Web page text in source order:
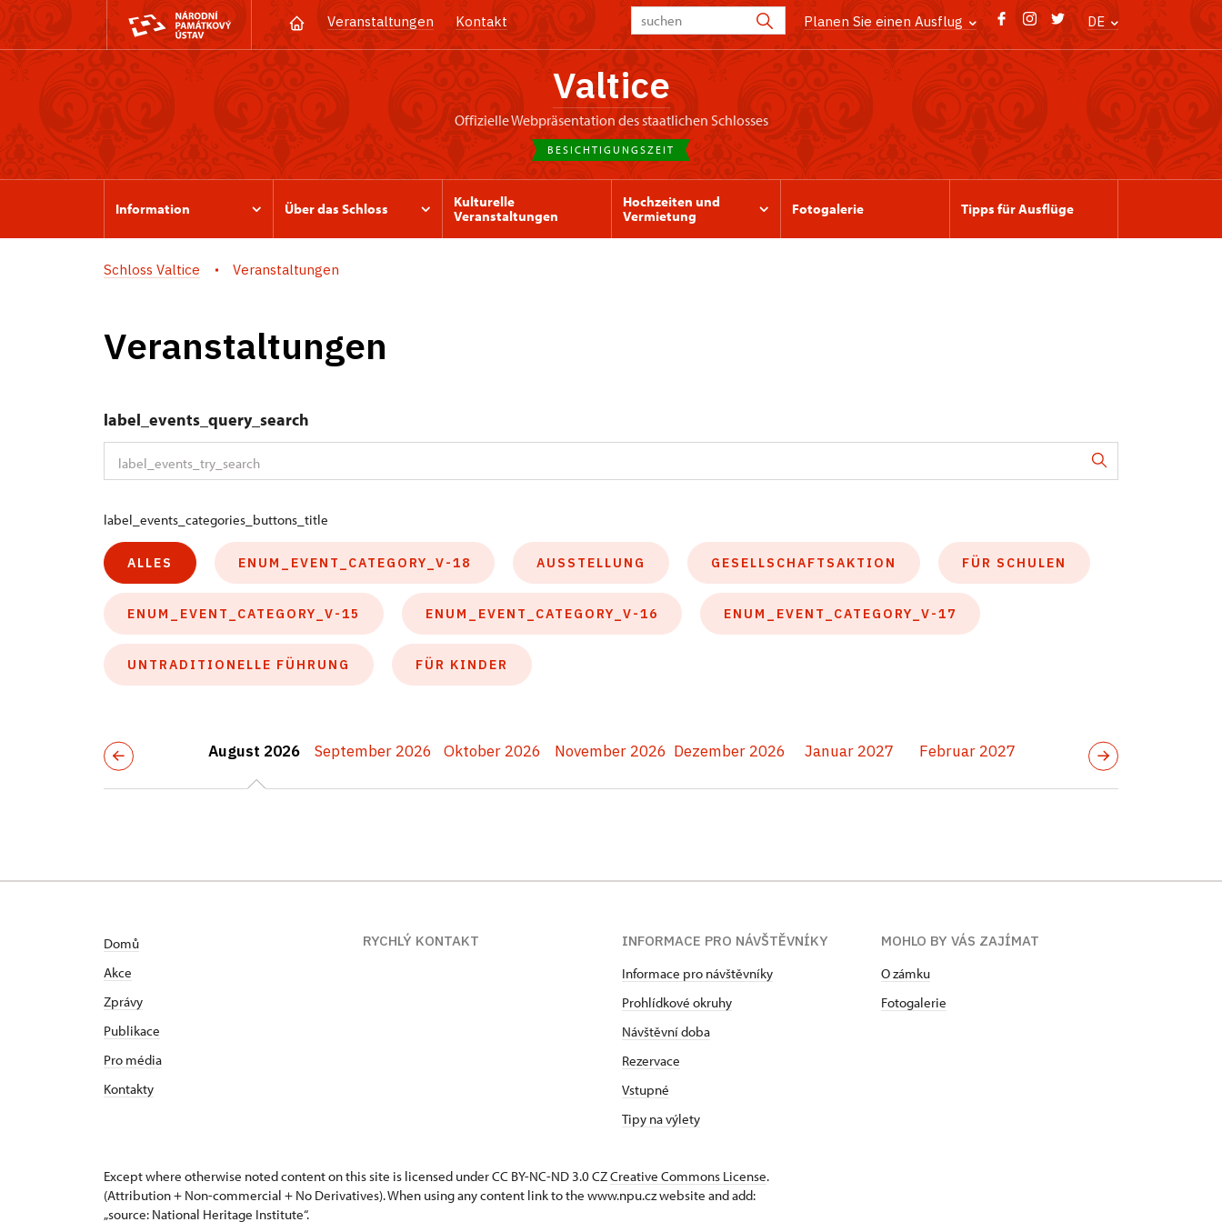
Veranstaltungen Kontakt Planen Sie einen Ausflug DE
Valtice
offizielle Webpräsentation des staatlichen Schlosses
BESICHTIGUNGSZEIT
Information Über das Schloss
Kulturelle
Veranstaltungen
Hochzeiten und
Vermietung
Fotogalerie Tipps für Ausflüge
Schloss Valtice Veranstaltungen
Veranstaltungen
label_events_query_search
label_events_categories_buttons_title
ALLES ENUM_EVENT_CATEGORY_V-18 AUSSTELLUNG GESELLSCHAFTSAKTION FÜR SCHULEN
ENUM_EVENT_CATEGORY_V-15 ENUM_EVENT_CATEGORY_V-16 ENUM_EVENT_CATEGORY_V-17
UNTRADITIONELLE FÜHRUNG FÜR KINDER
August 2026 September 2026 Oktober 2026 November 2026 Dezember 2026 Januar 2027 Februar 2027
Domů
Akce
Zprávy
Publikace
Pro média
Kontakty
RYCHLÝ KONTAKT
INFORMACE PRO NÁVŠTĚVNÍKY
Informace pro návštěvníky
Prohlídkové okruhy
Návštěvní doba
Rezervace
Vstupné
Tipy na výlety
MOHLO BY VÁS ZAJÍMAT
O zámku
Fotogalerie
Except where otherwise noted content on this site is licensed under CC BY-NC-ND 3.0 CZCreative Commons License.
(Attribution + Non-commercial + No Derivatives). When using any content link to the www.npu.cz website and add:
„source: National Heritage Institute“.